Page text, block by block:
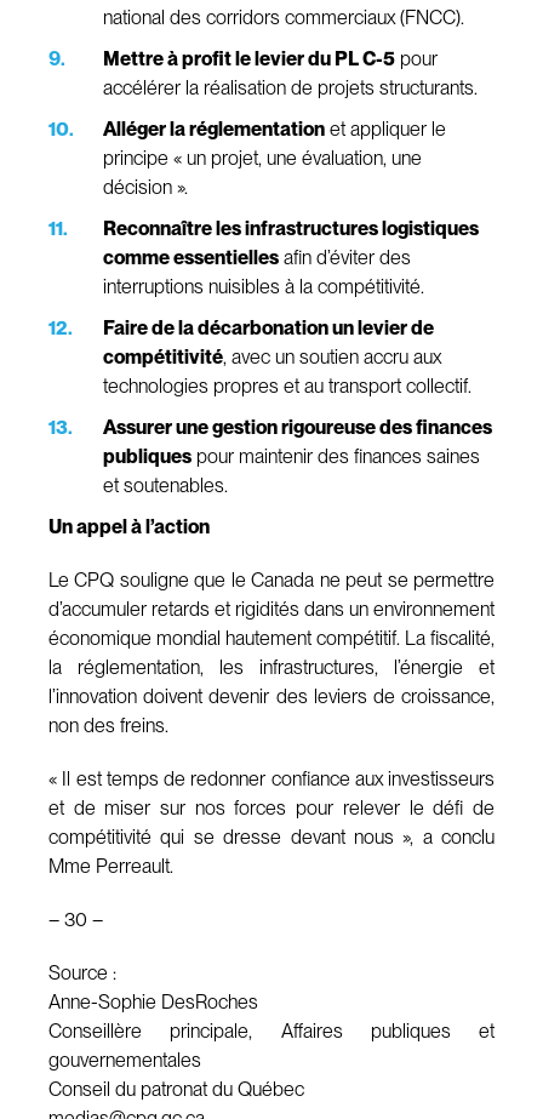
national des corridors commerciaux (FNCC).
Mettre à profit le levier du PL C-5 pour
accélérer la réalisation de projets structurants.
Alléger la réglementation et appliquer le
principe « un projet, une évaluation, une
décision ».
Reconnaître les infrastructures logistiques
comme essentielles afin d’éviter des
interruptions nuisibles à la compétitivité.
Faire de la décarbonation un levier de
compétitivité, avec un soutien accru aux
technologies propres et au transport collectif.
Assurer une gestion rigoureuse des finances
publiques pour maintenir des finances saines
et soutenables.
Un appel à l’action
Le CPQ souligne que le Canada ne peut se permettre
d’accumuler retards et rigidités dans un environnement
économique mondial hautement compétitif. La fiscalité,
la réglementation, les infrastructures, l’énergie et
l’innovation doivent devenir des leviers de croissance,
non des freins.
« Il est temps de redonner confiance aux investisseurs
et de miser sur nos forces pour relever le défi de
compétitivité qui se dresse devant nous », a conclu
Mme Perreault.
– 30 –
Source :
Anne-Sophie DesRoches
Conseillère principale, Affaires publiques et
gouvernementales
Conseil du patronat du Québec